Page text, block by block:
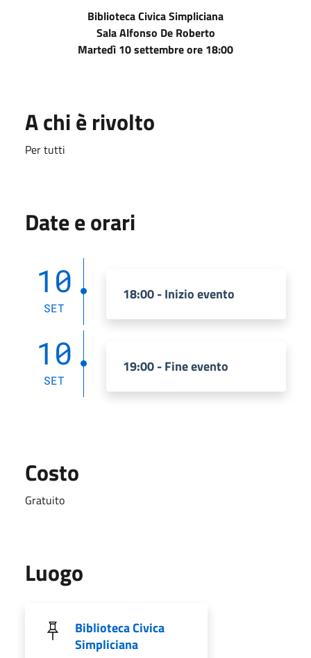
Biblioteca Civica Simpliciana
Sala Alfonso De Roberto
Martedì 10 settembre ore 18:00
A chi è rivolto
Per tutti
Date e orari
10
SET
18:00 - Inizio evento
10
SET
19:00 - Fine evento
Costo
Gratuito
Luogo
Biblioteca Civica
Simpliciana